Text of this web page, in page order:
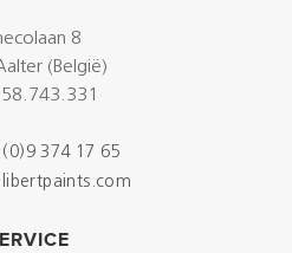
8
(België)
374 17 65